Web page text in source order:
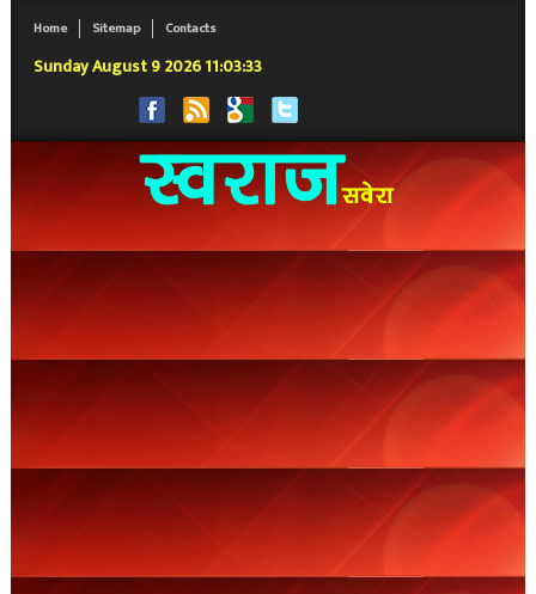
Home Sitemap Contacts
Sunday August 9 2026 11:03:34